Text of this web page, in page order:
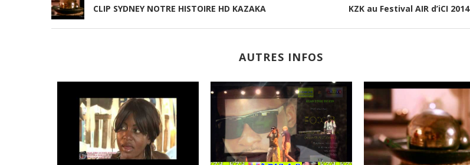
CLIP SYDNEY NOTRE HISTOIRE HD KAZAKA KZK au Festival AIR d’iCI 2014
AUTRES INFOS